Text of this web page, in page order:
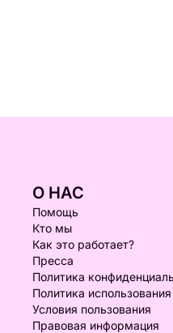
О НАС
Помощь
Кто мы
Как это работает?
Пресса
Политика
Политика
Условия пользования
Правовая информация